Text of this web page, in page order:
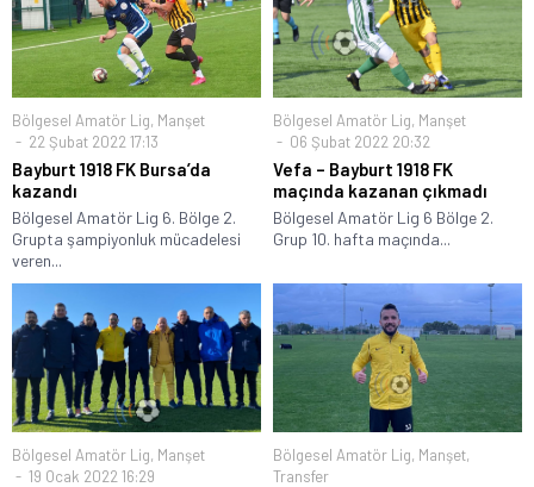
Bölgesel Amatör Lig, Manşet
22 Şubat 2022 17:13
Bayburt 1918 FK Bursa’da
kazandı
Bölgesel Amatör Lig 6. Bölge 2.
Grupta şampiyonluk mücadelesi
veren...
Bölgesel Amatör Lig, Manşet
06 Şubat 2022 20:32
Vefa – Bayburt 1918 FK
maçında kazanan çıkmadı
Bölgesel Amatör Lig 6 Bölge 2.
Grup 10. hafta maçında...
Bölgesel Amatör Lig, Manşet
19 Ocak 2022 16:29
Bölgesel Amatör Lig, Manşet,
Transfer